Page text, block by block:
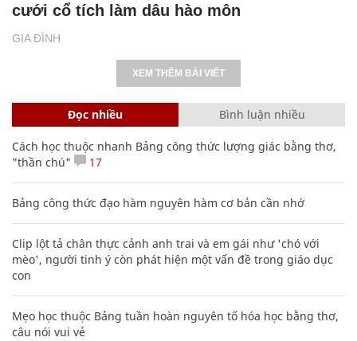
GIA ĐÌNH
cưới cổ tích làm dâu hào môn
XEM THÊM BÀI VIẾT
Đọc nhiều Bình luận nhiều
Cách học thuộc nhanh Bảng công thức lượng giác bằng thơ,
"thần chú"
17
Bảng công thức đạo hàm nguyên hàm cơ bản cần nhớ
Clip lột tả chân thực cảnh anh trai và em gái như 'chó với
mèo', người tinh ý còn phát hiện một vấn đề trong giáo dục
con
Mẹo học thuộc Bảng tuần hoàn nguyên tố hóa học bằng thơ,
câu nói vui vẻ